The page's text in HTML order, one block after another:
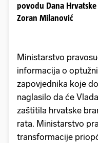
povodu Dana
Zoran Milanović
Ministarstvo
informacija o
zapovjednika koje
naglasilo da će
zaštitila hrvatske
rata. Ministarstvo
transformacije